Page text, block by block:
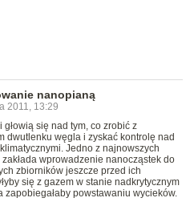
nanopianą
2011, 13:29
głowią się nad tym, co zrobić z
dwutlenku węgla i zyskać kontrolę nad
Jedno z najnowszych
wprowadzenie nanocząstek do
zbiorników jeszcze przed ich
się z gazem w stanie nadkrytycznym
powstawaniu wycieków.